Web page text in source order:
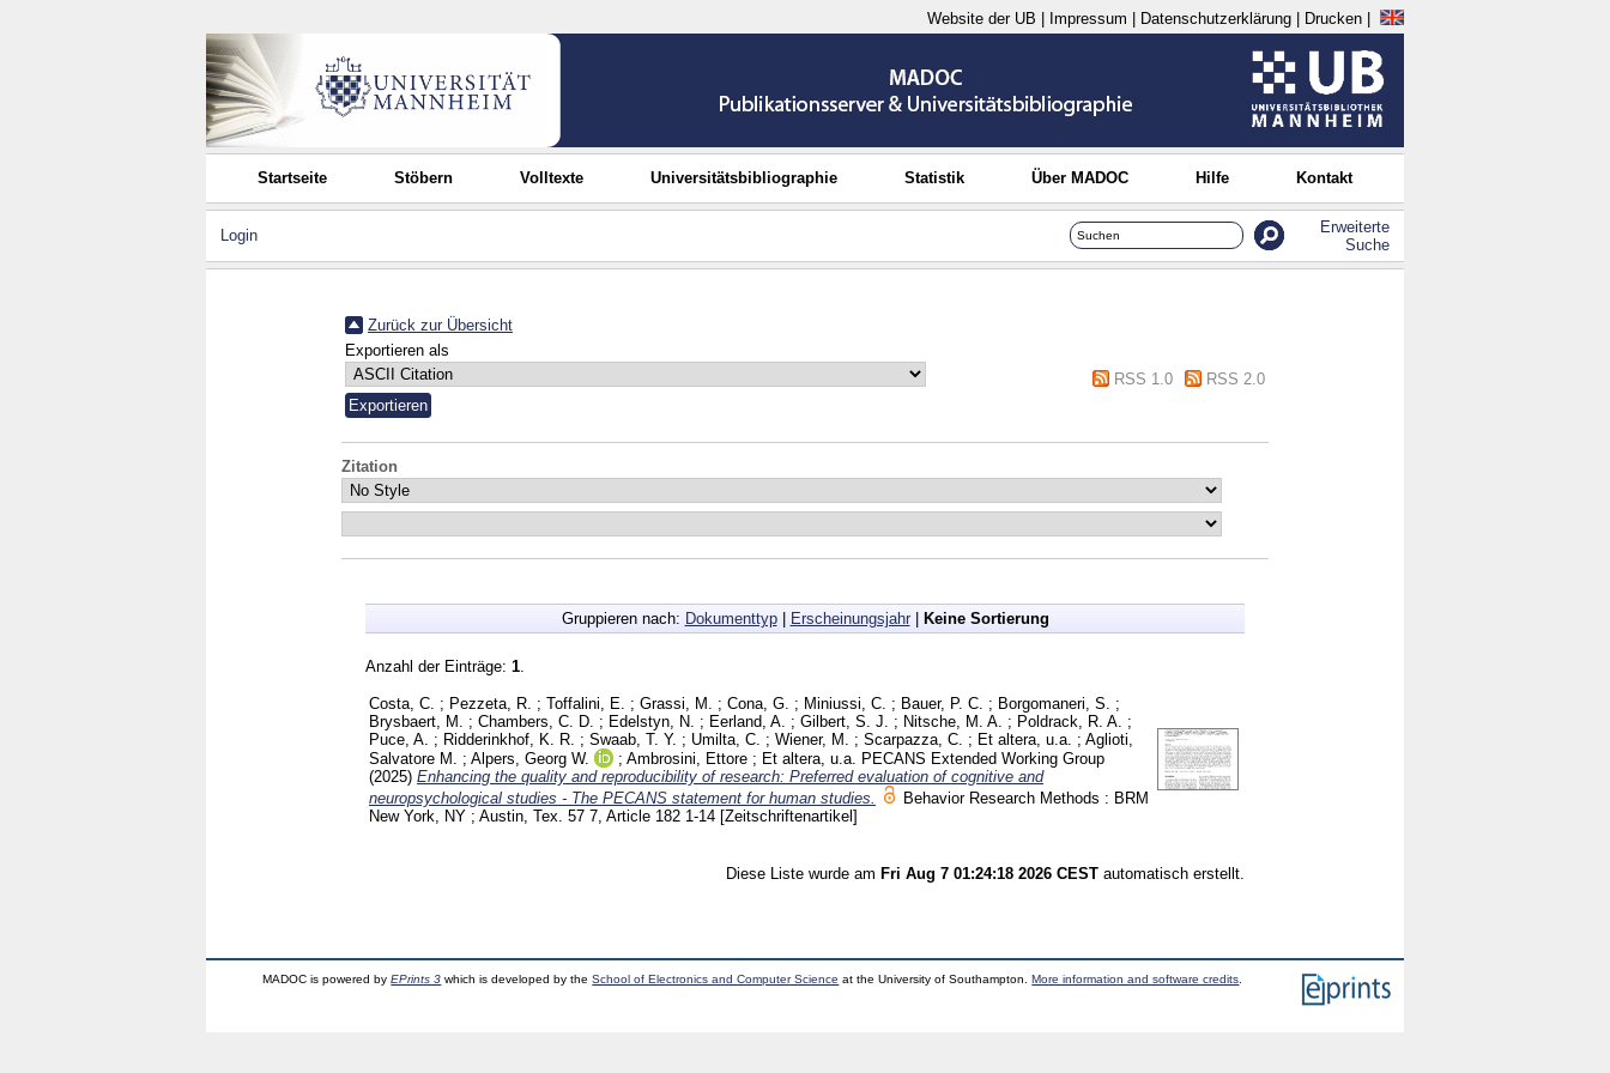
Website der UB Impressum Datenschutzerklärung Drucken
Startseite Stöbern Volltexte Universitätsbibliographie Statistik Über MADOC Hilfe Kontakt
Login
Erweiterte
Suche
Zurück zur Übersicht
Exportieren als
RSS 1.0
RSS 2.0
Zitation
Gruppieren nach: Dokumenttyp| Erscheinungsjahr| Keine Sortierung
Anzahl der Einträge: 1
Costa, C. ; Pezzeta, R. ; Toffalini, E. ; Grassi, M. ; Cona, G. ; Miniussi, C. ; Bauer, P. C. ; Borgomaneri, S.
;
Brysbaert, M.
; Chambers, C. D. ; Edelstyn, N. ; Eerland, A. ; Gilbert, S. J. ; Nitsche, M. A. ; Poldrack, R. A. ;
Puce, A. ; Ridderinkhof, K. R. ; Swaab, T. Y. ; Umilta, C. ; Wiener, M. ; Scarpazza, C. ; Et altera, u.a. ; Aglioti,
Salvatore M.
; Alpers, Georg W. ; Ambrosini, Ettore ; Et altera, u.a.
PECANS Extended Working Group
(2025) Enhancing the quality and reproducibility of research: Preferred evaluation of cognitive and
neuropsychological studies - The PECANS statement for human studies.
Behavior Research Methods : BRM
New York, NY ; Austin, Tex. 57 7, Article 182 1-14 [Zeitschriftenartikel]
Diese Liste wurde am Fri Aug 7 01:24:18 2026 CEST automatisch erstellt.
MADOC is powered byEPrints 3 which is developed by theSchool of Electronics and Computer Science at the University of Southampton.More information and software credits